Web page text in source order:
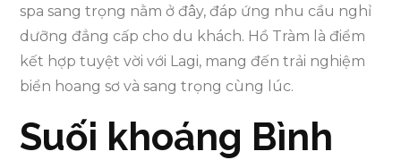
spa sang trọng nằm ở đây, đáp ứng nhu cầu nghỉ
dưỡng đẳng cấp cho du khách. Hồ Tràm là điểm
kết hợp tuyệt vời với Lagi, mang đến trải nghiệm
biển hoang sơ và sang trọng cùng lúc.
Suối khoáng Bình